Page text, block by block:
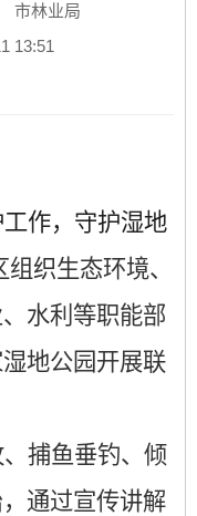
市林业局
13:51
作，守护湿地
织生态环境、
水利等职能部
地公园开展联
捕鱼垂钓、倾
通过宣传讲解